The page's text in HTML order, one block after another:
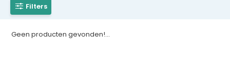
Filters
Geen producten gevonden!...